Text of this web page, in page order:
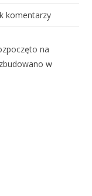
komentarzy
na
w